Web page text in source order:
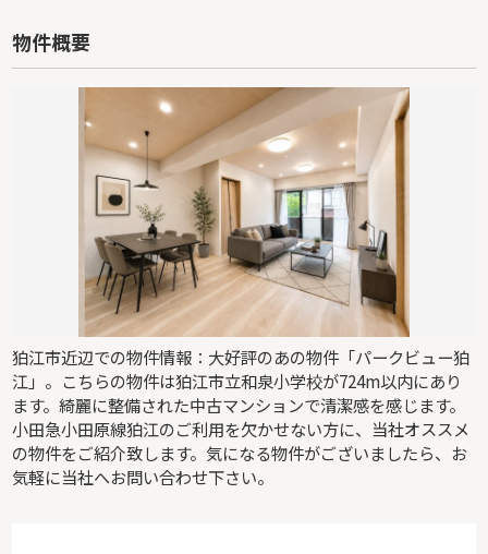
物件概要
狛江市近辺での物件情報：大好評のあの物件「パークビュー狛
江」。こちらの物件は狛江市立和泉小学校が724m以内にあり
ます。綺麗に整備された中古マンションで清潔感を感じます。
小田急小田原線狛江のご利用を欠かせない方に、当社オススメ
の物件をご紹介致します。気になる物件がございましたら、お
気軽に当社へお問い合わせ下さい。